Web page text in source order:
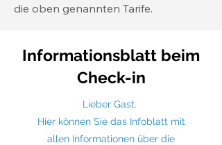
die oben genannten Tarife.
Informationsblatt beim
Check-in
Lieber Gast.
Hier können Sie das Infoblatt mit
allen Informationen über die